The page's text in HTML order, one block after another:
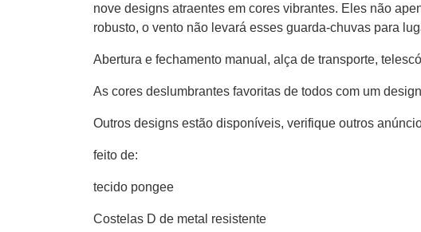
nove designs atraentes em cores vibrantes. Eles não
robusto, o vento não levará esses guarda-chuvas para
Abertura e fechamento manual, alça de transporte,
As cores deslumbrantes favoritas de todos com um
Outros designs estão disponíveis, verifique outros
feito de:
tecido pongee
Costelas D de metal resistente